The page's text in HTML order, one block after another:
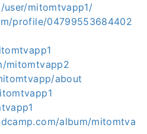
mitomtvapp1/
profile/04799553684402
mitomtvapp2
about
album/mitomtva